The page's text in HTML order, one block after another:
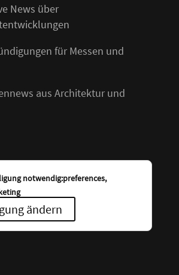
News über
für Messen und
aus Architektur und
notwendig:preferences,
ändern